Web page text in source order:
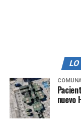
nuevo